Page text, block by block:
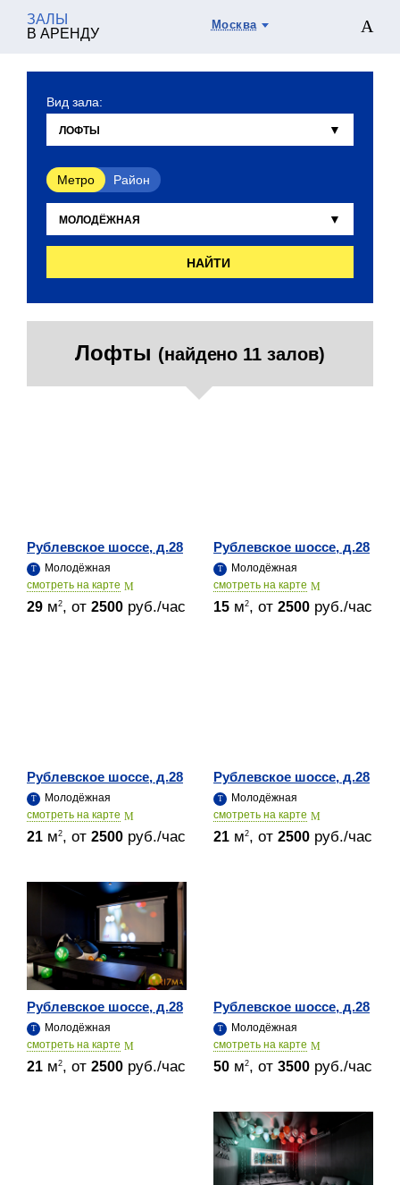
ЗАЛЫ
В АРЕНДУ
Москва
Вид зала:
Метро Район
НАЙТИ
Лофты (найдено 11 залов)
Рублевское шоссе, д.28
Молодёжная
cмотреть на карте
29 м2, от 2500 руб./час
Рублевское шоссе, д.28
Молодёжная
cмотреть на карте
15 м2, от 2500 руб./час
Рублевское шоссе, д.28
Молодёжная
cмотреть на карте
21 м2, от 2500 руб./час
Рублевское шоссе, д.28
Молодёжная
cмотреть на карте
21 м2, от 2500 руб./час
Рублевское шоссе, д.28
Молодёжная
cмотреть на карте
21 м2, от 2500 руб./час
Рублевское шоссе, д.28
Молодёжная
cмотреть на карте
50 м2, от 3500 руб./час